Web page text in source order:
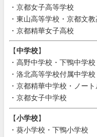
・京都女子高等学校
・東山高等学校・京都文
・京都精華女子高校
【中学校】
・高野中学校・下鴨中学
・洛北高等学校付属中学
・京都精華中学校・ノー
・京都女子中学校
【小学校】
・葵小学校・下鴨小学校